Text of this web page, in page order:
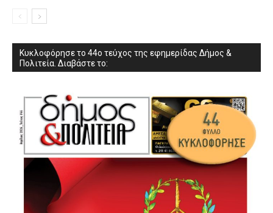
Κυκλοφόρησε το 44ο τεύχος της εφημερίδας Δήμος &
Πολιτεία. Διαβάστε το: